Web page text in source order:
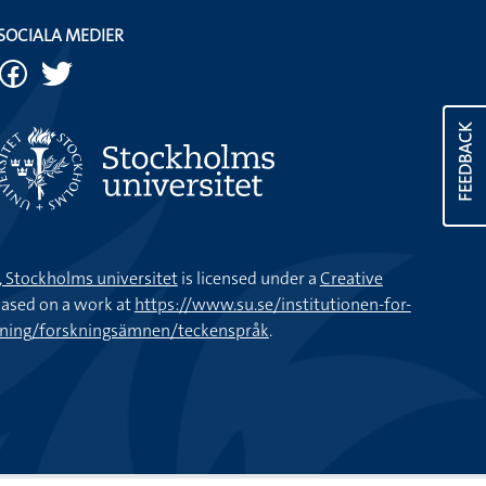
FEEDBACK
MEDIER
universitetis licensed under aCreative
on a work athttps://www.su.se/institutionen-for-
forskningsämnen/teckenspråk.